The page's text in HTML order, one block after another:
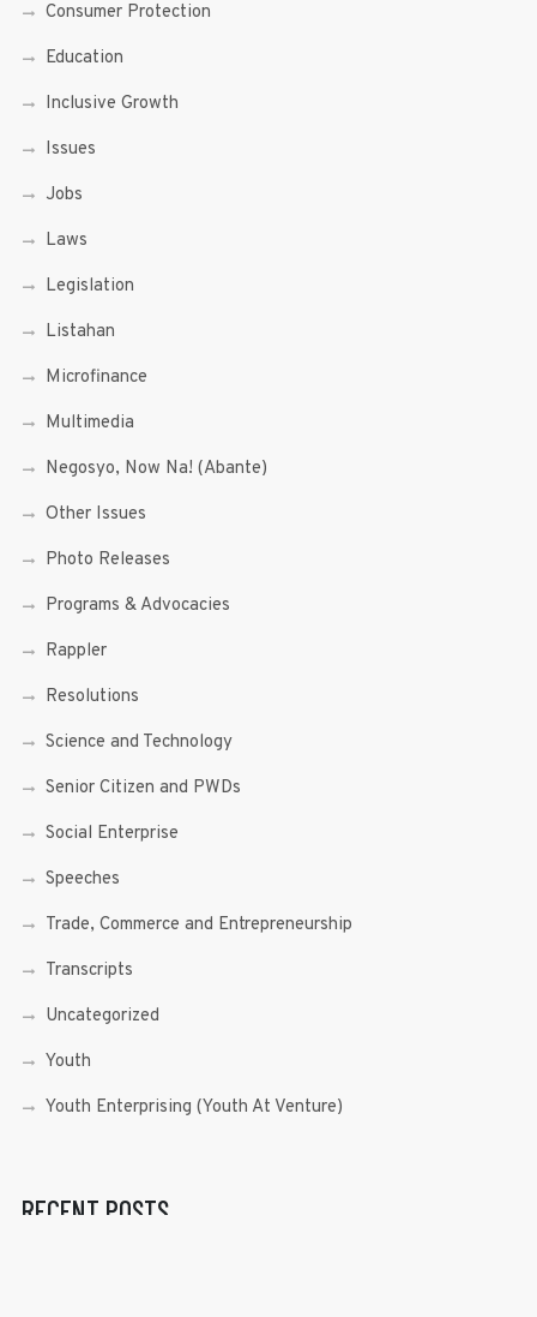
Consumer Protection
Education
Inclusive Growth
Issues
Jobs
Laws
Legislation
Listahan
Microfinance
Multimedia
Negosyo, Now Na! (Abante)
Other Issues
Photo Releases
Programs & Advocacies
Rappler
Resolutions
Science and Technology
Senior Citizen and PWDs
Social Enterprise
Speeches
Trade, Commerce and Entrepreneurship
Transcripts
Uncategorized
Youth
Youth Enterprising (Youth At Venture)
RECENT POSTS